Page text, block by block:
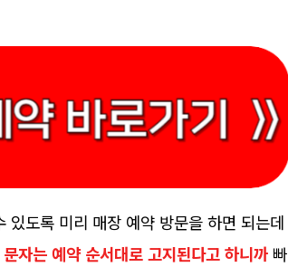
도록 미리 매장 예약 방문을 하면 되는데
자는 예약 순서대로 고지된다고 하니까 빠